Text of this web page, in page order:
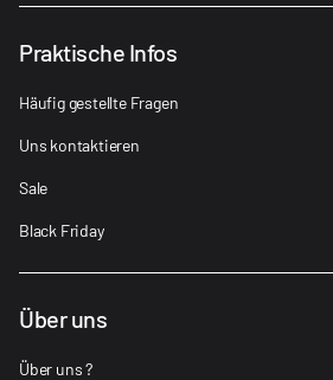
Praktische Infos
Häufig gestellte Fragen
Uns kontaktieren
Sale
Black Friday
Über uns
Über uns ?